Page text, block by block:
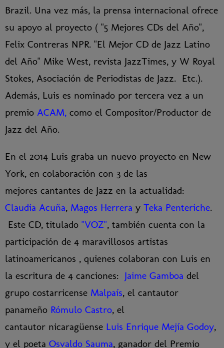
Brazil. Una vez más, la prensa internacional ofrece
su apoyo al proyecto ( "5 Mejores CDs del Año",
Felix Contreras NPR. "El Mejor CD de Jazz Latino
del Año" Mike West, revista JazzTimes, y W Royal
Stokes, Asociación de Periodistas de Jazz. Etc.).
Además, Luis es nominado por tercera vez a un
premio ACAM, como el Compositor/Productor de
Jazz del Año.
En el 2014 Luis graba un nuevo proyecto en New
York, en colaboración con 3 de las
mejores cantantes de Jazz en la actualidad:
Claudia Acuña, Magos Herrera y Teka Penteriche.
Este CD, titulado "VOZ", también cuenta con la
participación de 4 maravillosos artistas
latinoamericanos , quienes colaboran con Luis en
la escritura de 4 canciones: Jaime Gamboa del
grupo costarricense Malpaís, el cantautor
panameño Rómulo Castro, el
cantautor nicaragüense Luis Enrique Mejía Godoy,
y el poeta Osvaldo Sauma, ganador del Premio